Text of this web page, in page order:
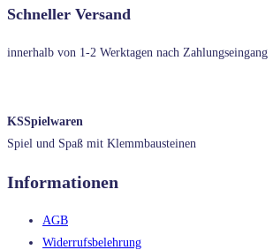
Schneller Versand
innerhalb von 1-2 Werktagen nach Zahlungseingang
KSSpielwaren
Spiel und Spaß mit Klemmbausteinen
Informationen
AGB
Widerrufsbelehrung